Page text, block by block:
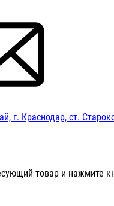
г. Краснодар, ст.
товар и нажмите